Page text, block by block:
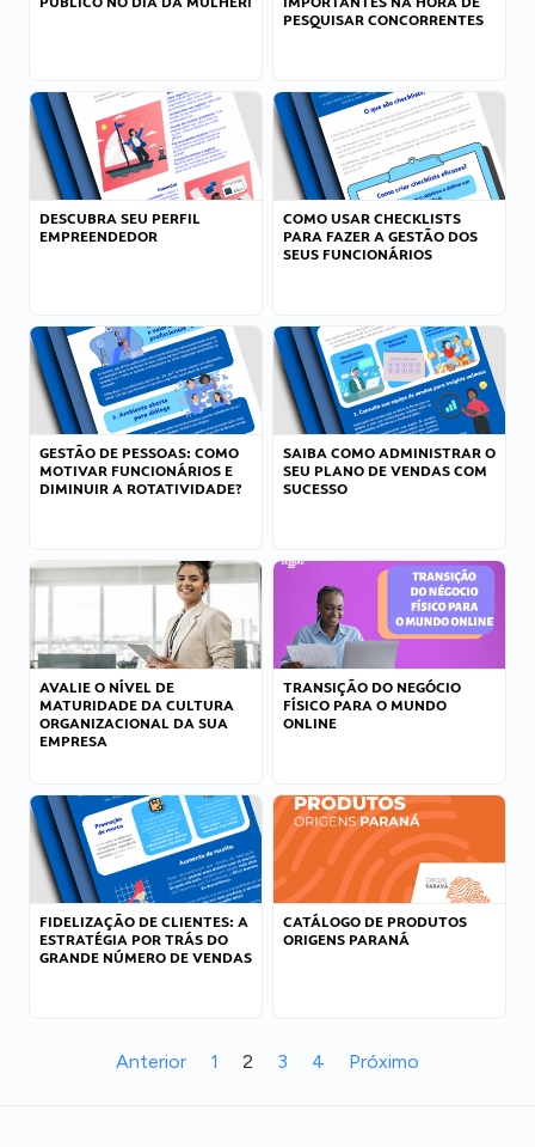
PESQUISAR CONCORRENTES
DESCUBRA SEU PERFIL
EMPREENDEDOR
COMO USAR CHECKLISTS
PARA FAZER A GESTÃO DOS
SEUS FUNCIONÁRIOS
GESTÃO DE PESSOAS: COMO
MOTIVAR FUNCIONÁRIOS E
DIMINUIR A ROTATIVIDADE?
SAIBA COMO ADMINISTRAR O
SEU PLANO DE VENDAS COM
SUCESSO
AVALIE O NÍVEL DE
MATURIDADE DA CULTURA
ORGANIZACIONAL DA SUA
EMPRESA
TRANSIÇÃO DO NEGÓCIO
FÍSICO PARA O MUNDO
ONLINE
FIDELIZAÇÃO DE CLIENTES: A
ESTRATÉGIA POR TRÁS DO
GRANDE NÚMERO DE VENDAS
CATÁLOGO DE PRODUTOS
ORIGENS PARANÁ
Anterior 1 2 3 4 Próximo